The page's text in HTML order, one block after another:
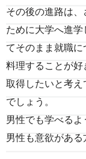
その後の進路は、
ために大学へ進
てそのまま就職に
料理することが
取得したいと考
でしょう。
男性でも学べるよ
男性も意欲がある